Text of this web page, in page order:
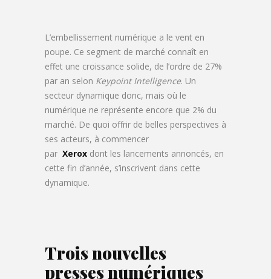
L’embellissement numérique a le vent en
poupe. Ce segment de marché connaît en
effet une croissance solide, de l’ordre de 27%
par an selon Keypoint Intelligence. Un
secteur dynamique donc, mais où le
numérique ne représente encore que 2% du
marché. De quoi offrir de belles perspectives à
ses acteurs, à commencer
par Xerox dont les lancements annoncés, en
cette fin d’année, s’inscrivent dans cette
dynamique.
Trois nouvelles
presses numériques